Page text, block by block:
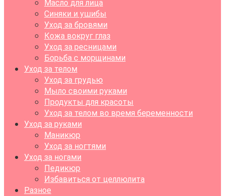
Масло для лица
Синяки и ушибы
Уход за бровями
Кожа вокруг глаз
Уход за ресницами
Борьба с морщинами
Уход за телом
Уход за грудью
Мыло своими руками
Продукты для красоты
Уход за телом во время беременности
Уход за руками
Маникюр
Уход за ногтями
Уход за ногами
Педикюр
Избавиться от целлюлита
Разное